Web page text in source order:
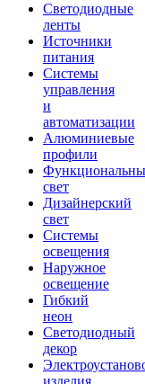
Светодиодные
ленты
Источники
питания
Системы
управления
и
автоматизации
Алюминиевые
профили
свет
Дизайнерский
свет
Системы
освещения
Наружное
освещение
Гибкий
неон
Светодиодный
декор
изделия